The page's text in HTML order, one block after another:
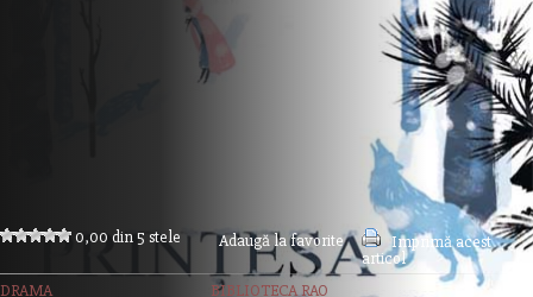
0,00 din 5 stele Adaugă la favorite
Imprimă acest
articol
DRAMA
BIBLIOTECA RAO